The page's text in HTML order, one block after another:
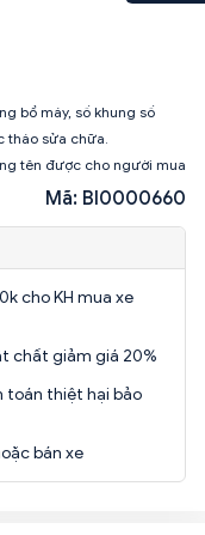
bổ máy, số khung số
tháo sửa chữa.
tên được cho người mua
Mã: BI0000660
cho KH mua xe
chất giảm giá 20%
toán thiệt hại bảo
bán xe